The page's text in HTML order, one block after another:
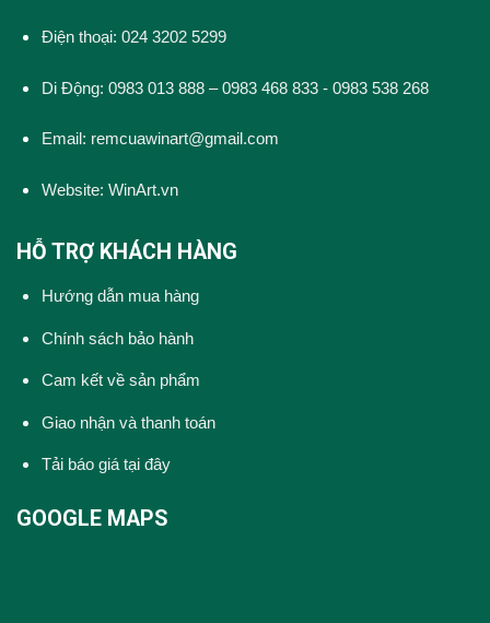
Điện thoại: 024 3202 5299
Di Động: 0983 013 888 – 0983 468 833 - 0983 538 268
Email: remcuawinart@gmail.com
Website: WinArt.vn
HỖ TRỢ KHÁCH HÀNG
Hướng dẫn mua hàng
Chính sách bảo hành
Cam kết về sản phẩm
Giao nhận và thanh toán
Tải báo giá tại đây
GOOGLE MAPS